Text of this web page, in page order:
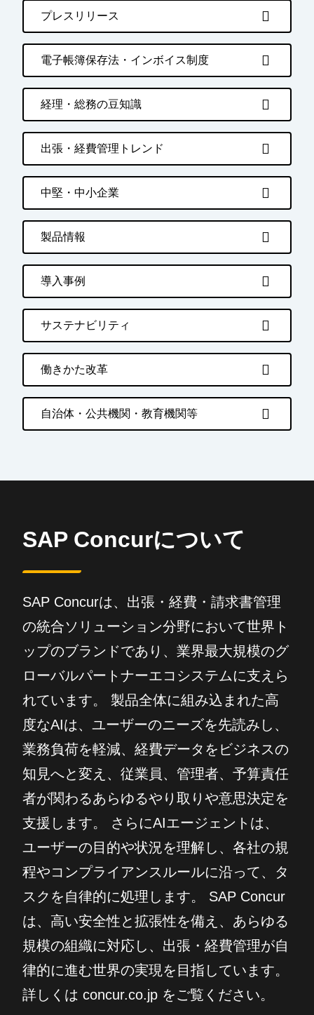
プレスリリース
電子帳簿保存法・インボイス制度
経理・総務の豆知識
出張・経費管理トレンド
中堅・中小企業
製品情報
導入事例
サステナビリティ
働きかた改革
自治体・公共機関・教育機関等
SAP Concurについて
SAP Concurは、出張・経費・請求書管理
の統合ソリューション分野において世界ト
ップのブランドであり、業界最大規模のグ
ローバルパートナーエコシステムに支えら
れています。 製品全体に組み込まれた高
度なAIは、ユーザーのニーズを先読みし、
業務負荷を軽減、経費データをビジネスの
知見へと変え、従業員、管理者、予算責任
者が関わるあらゆるやり取りや意思決定を
支援します。 さらにAIエージェントは、
ユーザーの目的や状況を理解し、各社の規
程やコンプライアンスルールに沿って、タ
スクを自律的に処理します。 SAP Concur
は、高い安全性と拡張性を備え、あらゆる
規模の組織に対応し、出張・経費管理が自
律的に進む世界の実現を目指しています。
詳しくは concur.co.jp をご覧ください。